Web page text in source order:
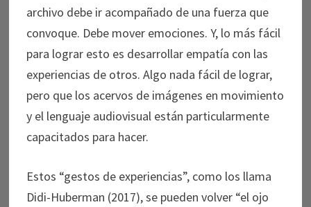
archivo debe ir acompañado de una fuerza que
convoque. Debe mover emociones. Y, lo más fácil
para lograr esto es desarrollar empatía con las
experiencias de otros. Algo nada fácil de lograr,
pero que los acervos de imágenes en movimiento
y el lenguaje audiovisual están particularmente
capacitados para hacer.
Estos “gestos de experiencias”, como los llama
Didi-Huberman (2017), se pueden volver “el ojo